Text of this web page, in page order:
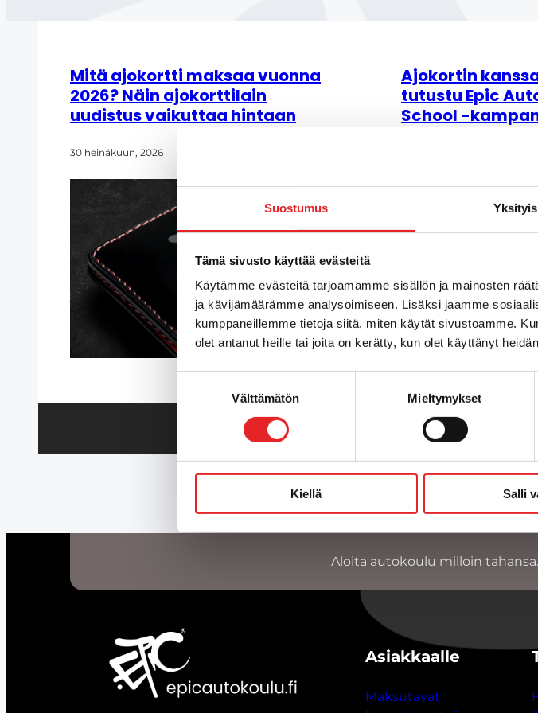
Suostumus
Tämä sivusto käyttää evästeitä
Käytämme evästeitä tarjoamamme sisällön ja mainosten
ja kävijämäärämme analysoimiseen. Lisäksi jaamme
kumppaneillemme tietoja siitä, miten käytät sivustoamme.
olet antanut heille tai joita on kerätty, kun olet käyttänyt
Välttämätön Mieltymykset
Kiellä Salli
Mitä ajokortti maksaa vuonna
2026? Näin ajokorttilain
uudistus vaikuttaa hintaan
30 heinäkuun, 2026
Ajokortin kanssa
tutustu Epic
School -
Aloita autokoulu milloin
Asiakkaalle
Maksutavat